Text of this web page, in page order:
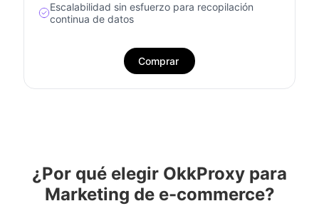
Escalabilidad sin esfuerzo para recopilación
continua de datos
Comprar
¿Por qué elegir OkkProxy para
Marketing de e-commerce?